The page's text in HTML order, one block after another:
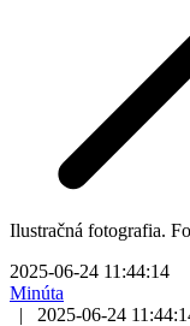
Ilustračná fotografia.
2025-06-24 11:44:14
Minúta
|
2025-06-24